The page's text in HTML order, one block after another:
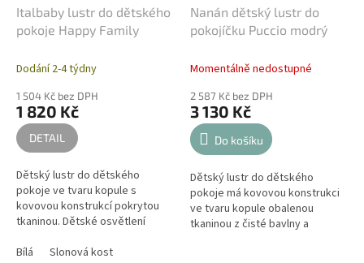
Italbaby lustr do dětského
pokoje Happy Family
Dodání 2-4 týdny
1 504 Kč bez DPH
1 820 Kč
DETAIL
Dětský lustr do dětského
pokoje ve tvaru kopule s
kovovou konstrukcí pokrytou
tkaninou. Dětské osvětlení
světlo aby se miminko cítili v...
Bílá Slonová kost
Nanán dětský lustr do
pokojíčku Puccio modrý
Momentálně nedostupné
2 587 Kč bez DPH
3 130 Kč
Do košíku
Dětský lustr do dětského
pokoje má kovovou konstrukci
ve tvaru kopule obalenou
tkaninou z čisté bavlny a